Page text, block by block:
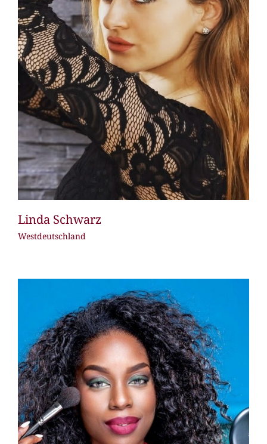
Linda Schwarz
Westdeutschland